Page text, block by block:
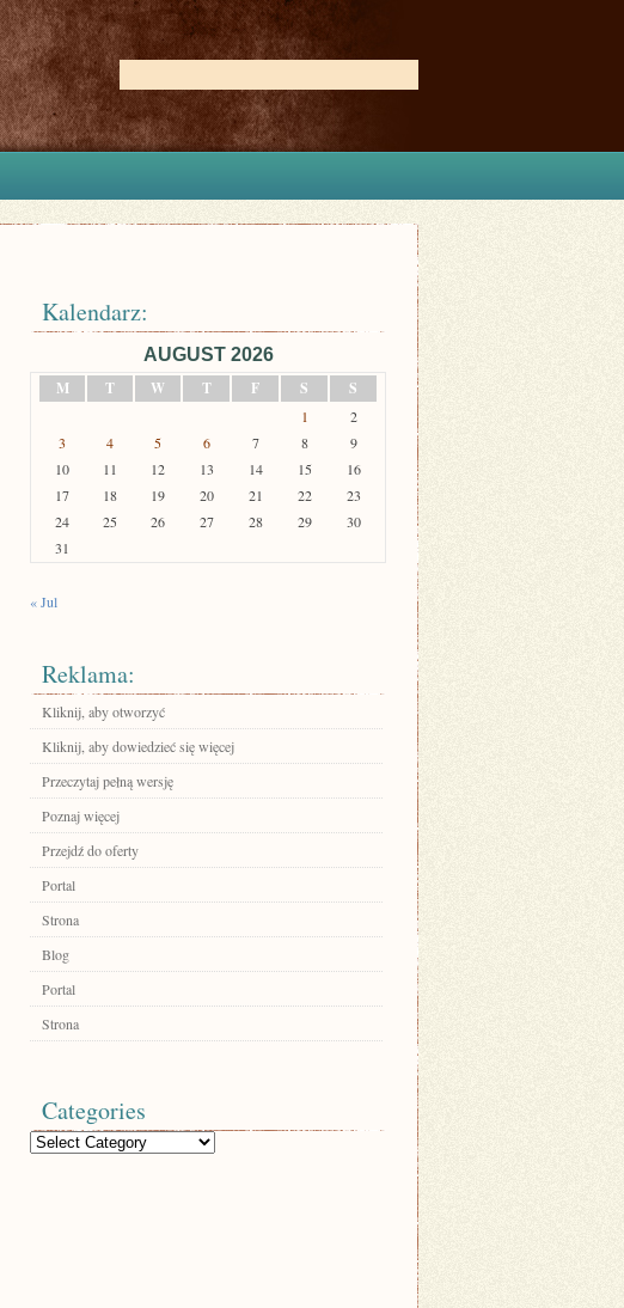
Kalendarz:
AUGUST 2026
M
T W T F S S
1
2
3
4 5 6 7 8
9
10
11 12 13 14 15
16
17
18 19 20 21 22
23
24
25 26 27 28 29
30
31
« Jul
Reklama:
Kliknij, aby otworzyć
Kliknij, aby dowiedzieć się więcej
Przeczytaj pełną wersję
Poznaj więcej
Przejdź do oferty
Portal
Strona
Blog
Portal
Strona
Categories
Categories